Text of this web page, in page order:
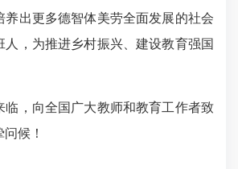
养出更多德智体美劳全面发展的社会
人，为推进乡村振兴、建设教育强国
，向全国广大教师和教育工作者致
候！